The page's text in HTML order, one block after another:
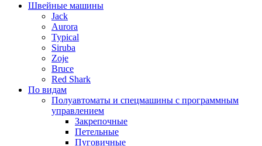
Швейные машины
Jack
Aurora
Typical
Siruba
Zoje
Bruce
Red Shark
По видам
Полуавтоматы и спецмашины с программным
управлением
Закрепочные
Петельные
Пуговичные